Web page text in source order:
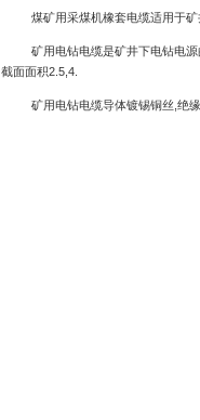
煤矿用采煤机橡套电缆适用于
矿用电钻电缆是矿井下电钻电
截面面积2.5,4.
矿用电钻电缆导体镀锡铜丝 绝